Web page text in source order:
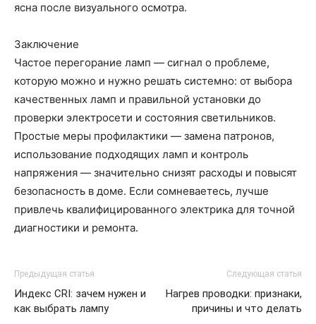
ясна после визуального осмотра.
Заключение
Частое перегорание ламп — сигнал о проблеме,
которую можно и нужно решать системно: от выбора
качественных ламп и правильной установки до
проверки электросети и состояния светильников.
Простые меры профилактики — замена патронов,
использование подходящих ламп и контроль
напряжения — значительно снизят расходы и повысят
безопасность в доме. Если сомневаетесь, лучше
привлечь квалифицированного электрика для точной
диагностики и ремонта.
Предыдущая статья
Индекс CRI: зачем нужен и
как выбрать лампу
Следующая статья
Нагрев проводки: признаки,
причины и что делать